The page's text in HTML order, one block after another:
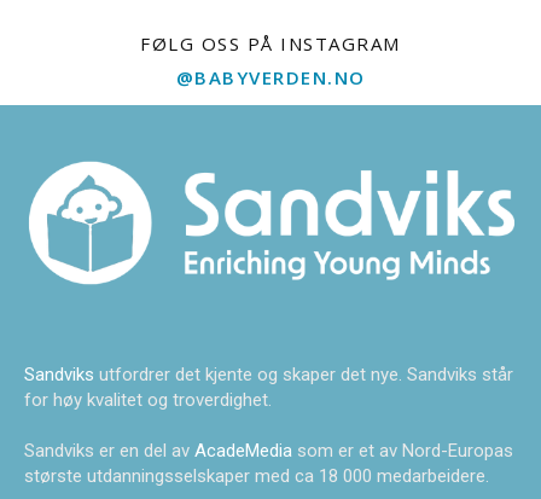
FØLG OSS PÅ INSTAGRAM
@BABYVERDEN.NO
Sandviks utfordrer det kjente og skaper det nye. Sandviks står
for høy kvalitet og troverdighet.
Sandviks er en del av AcadeMedia som er et av Nord-Europas
største utdanningsselskaper med ca 18 000 medarbeidere.